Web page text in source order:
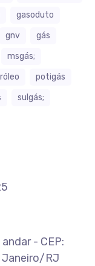
gasoduto
gnv
gás
msgás;
potigás
sulgás;
- CEP:
Janeiro/RJ